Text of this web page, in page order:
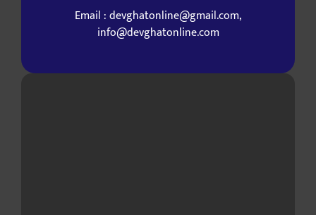
Email : devghatonline@gmail.com,
info@devghatonline.com